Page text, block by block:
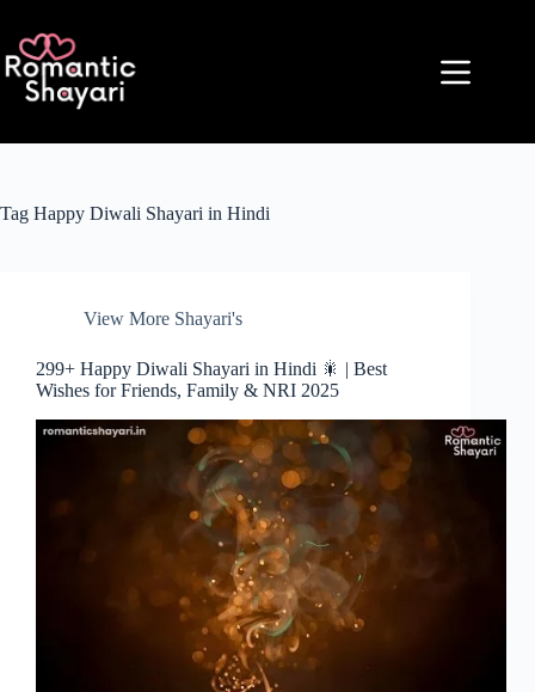
content
Tag Happy Diwali Shayari in Hindi
View More Shayari's
299+ Happy Diwali Shayari in Hindi 🎇 | Best
Wishes for Friends, Family & NRI 2025